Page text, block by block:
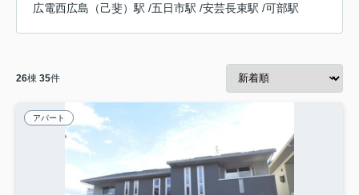
広電西広島（己斐）駅 /五日市駅 /安芸長束駅 /可部駅
26棟 35件
アパート